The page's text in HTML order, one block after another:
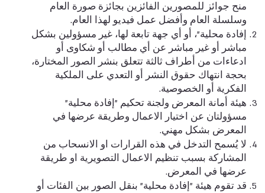
منح جوائز للمصورين الفائزين بجائزة صورة العام
وسلسلة العام وأفضل عمل فيديو لهذا العام.
إفادة محلية"، أو أي جهة تابعة لها، غير مسؤولين بشكل
مباشر أو غير مباشر عن أي مطالب أو شكاوى أو
ادعاءات من أطراف ثالثة تتعلق بنشر الصور المختارة،
بحجة انتهاك حقوق النشر أو التعدي على الملكية
الفكرية أو الخصوصية.
هيئة أمانة المعرض ولجنة تحكيم "إفادة محلية"
مسؤولتان عن اختيار الاعمال وطريقة عرضها في
المعرض بشكل مهني.
لا يُسمح التدخل في هذه القرارات او الانسحاب من
المشاركة بسبب تنظيم الاعمال التصويرية او طريقة
عرضها في المعرض.
قد تقوم هيئة "إفادة محلية" بنقل الصور بين الفئات أو